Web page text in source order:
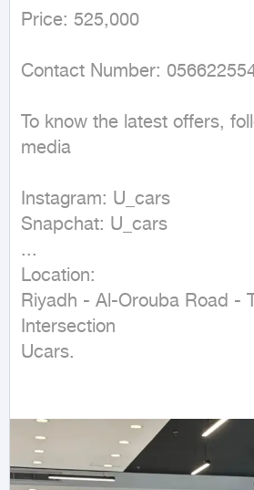
Price: 525,000
Contact Number:
To know the latest offers,
media
Instagram: U_cars
Snapchat: U_cars
...
Location:
Riyadh - Al-Orouba Road -
Intersection
Ucars.